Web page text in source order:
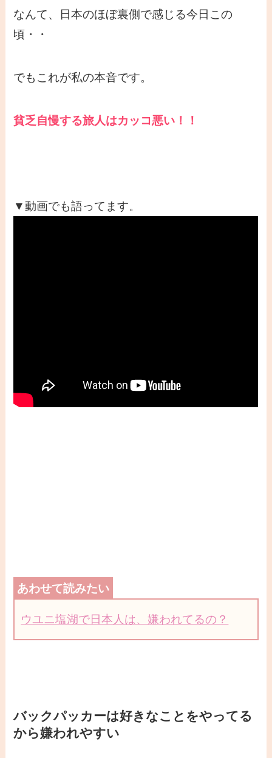
なんて、日本のほぼ裏側で感じる今日この
頃・・
でもこれが私の本音です。
貧乏自慢する旅人はカッコ悪い！！
▼動画でも語ってます。
ウユニ塩湖で日本人は、嫌われてるの？
バックパッカーは好きなことをやってる
から嫌われやすい